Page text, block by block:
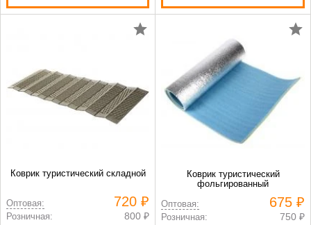
Коврик туристический складной
Оптовая: 720 ₽
Розничная: 800 ₽
Коврик туристический
фольгированный
Оптовая:
675 ₽
Розничная: 750 ₽